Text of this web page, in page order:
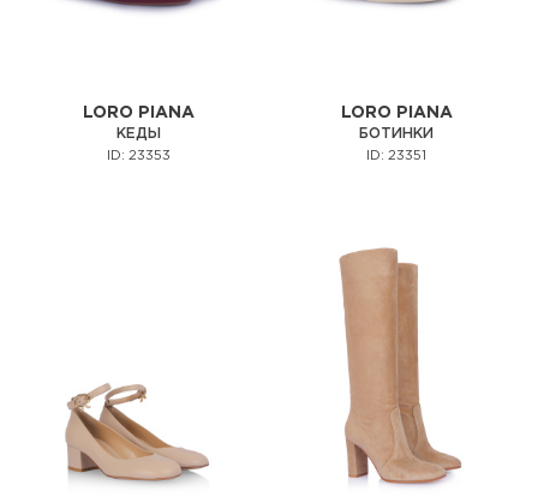
LORO PIANA
КЕДЫ
ID: 23353
LORO PIANA
БОТИНКИ
ID: 23351